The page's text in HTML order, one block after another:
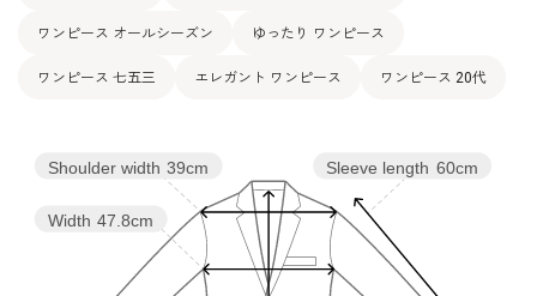
後ろファスナー
ワンピース オールシーズン ゆったり ワンピース
ワンピース 七五三 エレガント ワンピース ワンピース 20代
Sleeve length 60cm
Width 47.8cm
Shoulder width 39cm